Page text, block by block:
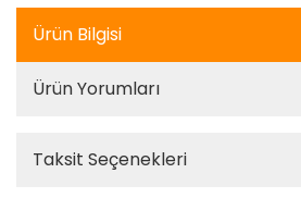
Ürün Bilgisi
Ürün Yorumları
Taksit Seçenekleri